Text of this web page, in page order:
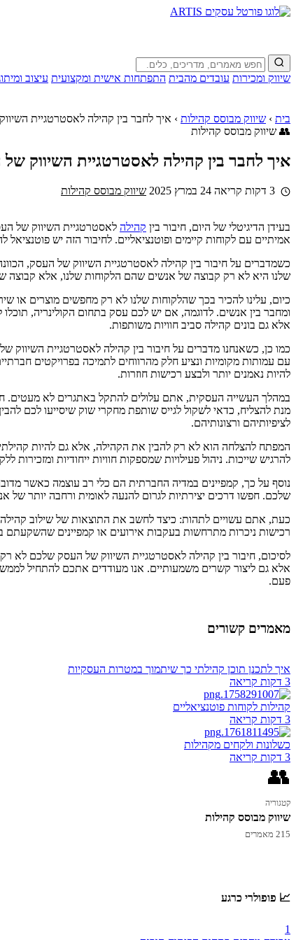
שיווק ומכירות עובדים מהבית התפתחות אישית ומקצועית עיצוב
בית › שיווק מבוסס קהילות › איך לחבר בין קהילה לאסטרטגיית
👥 שיווק מבוסס קהילות
איך לחבר בין קהילה לאסטרטגיית השיווק
24 במרץ 2025 שיווק מבוסס קהילות
בעידן הדיגיטלי של היום, חיבור בין קהילה לאסטרטגיית השיווק של
אמיתיים עם לקוחות קיימים ופוטנציאליים. לחיבור הזה יש
כשמדברים על חיבור בין קהילה לאסטרטגיית השיווק של העסק,
שלנו היא לא רק קבוצה של אנשים שהם הלקוחות שלנו, אלא קבוצה
כיום, עלינו להכיר בכך שהלקוחות שלנו לא רק מחפשים מוצרים או
ומחבר בין אנשים. לדוגמה, אם יש לכם עסק בתחום הקולינריה,
אלא גם בונים קהילה סביב חוויות משותפות.
כמו כן, כשאנחנו מדברים על חיבור בין קהילה לאסטרטגיית השיווק
עם עמותות מקומיות ונציע חלק מהרווחים לתמיכה בפרויקטים
להיות נאמנים יותר ולבצע רכישות חוזרות.
במהלך העשייה העסקית, אתם עלולים להתקל באתגרים לא מעטים.
מנת להצליח, כדאי לשקול לגייס שותפת מחקרי שוק שיסייעו לכם
לציפיותיהם ורצונותיהם.
המפתח להצלחה הוא לא רק להבין את הקהילה, אלא גם להיות
להרגיש שייכות. ניהול פעילויות שמספקות חוויות ייחודיות
נוסף על כך, קמפיינים במדיה החברתית הם כלי רב עוצמה כאשר
שלכם. חפשו דרכים יצירתיות לגרום להנעה לאומית ורחבה יותר של
כעת, אתם עשויים לתהות: כיצד לחשב את התוצאות של שילוב
רכישות ניכרות מתרחשות בעקבות אירועים או קמפיינים
לסיכום, חיבור בין קהילה לאסטרטגיית השיווק של העסק שלכם לא
אלא גם ליצור קשרים משמעותיים. אנו מעודדים אתכם להתחיל
פעם.
מאמרים קשורים
איך לתכנן תוכן קהילתי כך שיתמוך במטרות העסקיות
3 דקות קריאה
קהילות לקוחות פוטנציאליים
3 דקות קריאה
כשלונות ולקחים מקהילות
3 דקות קריאה
👥
קטגוריה
שיווק מבוסס קהילות
215 מאמרים
📈 פופולרי כרגע
1